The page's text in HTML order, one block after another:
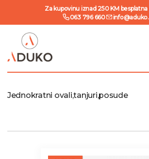
Za kupovinu iznad 250 KM
063 796 660
Jednokratni ovali,tanjuri,posude